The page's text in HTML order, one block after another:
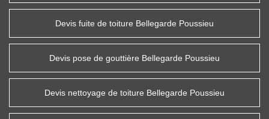
Devis fuite de toiture Bellegarde Poussieu
Devis pose de gouttière Bellegarde Poussieu
Devis nettoyage de toiture Bellegarde Poussieu